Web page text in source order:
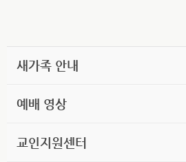
새가족 안내
예배 영상
교인지원센터